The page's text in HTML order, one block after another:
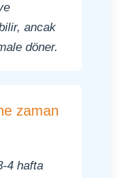
ancak
döner.
zaman
4 hafta